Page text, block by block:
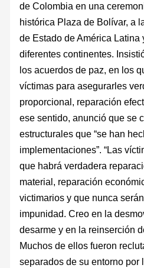
de Colombia en una
histórica Plaza de Bolívar, a
de Estado de América
diferentes continentes.
los acuerdos de paz, en los
víctimas para asegurarles
proporcional, reparación
ese sentido, anunció que se
estructurales que “se han
implementaciones”. “Las
que habrá verdadera
material, reparación
victimarios y que nunca
impunidad. Creo en la
desarme y en la reinserción
Muchos de ellos fueron
separados de su entorno por